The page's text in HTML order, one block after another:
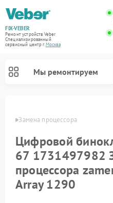
FIX-VEBER
Ремонт устройств Veber
Специализированный
cервисный центр г.Москва
Мы ремонтируем
Замена процессора
Цифровой
67 1731497982
процессора
Array 1290